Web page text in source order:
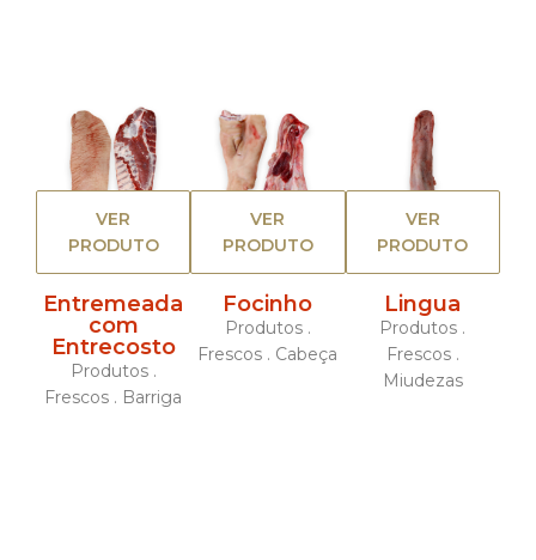
VER
PRODUTO
Entremeada
com
Entrecosto
Produtos .
Frescos . Barriga
VER
PRODUTO
Focinho
Produtos .
Frescos . Cabeça
VER
PRODUTO
Lingua
Produtos .
Frescos .
Miudezas